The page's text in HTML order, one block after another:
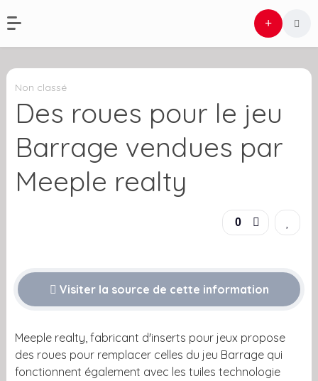
Non classé
Des roues pour le jeu
Barrage vendues par
Meeple realty
0
Visiter la source de cette information
Meeple realty, fabricant d'inserts pour jeux propose
des roues pour remplacer celles du jeu Barrage qui
fonctionnent également avec les tuiles technologie